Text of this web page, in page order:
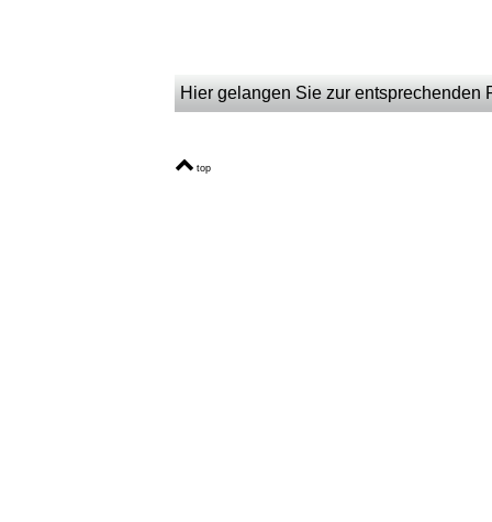
Hier gelangen Sie zur entsprechenden
top